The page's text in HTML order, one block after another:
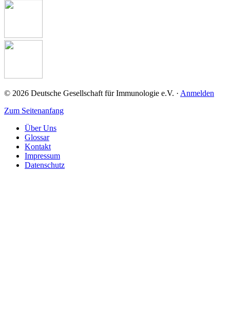
© 2026 Deutsche Gesellschaft für Immunologie e.V. · Anmelden
Zum Seitenanfang
Über Uns
Glossar
Kontakt
Impressum
Datenschutz